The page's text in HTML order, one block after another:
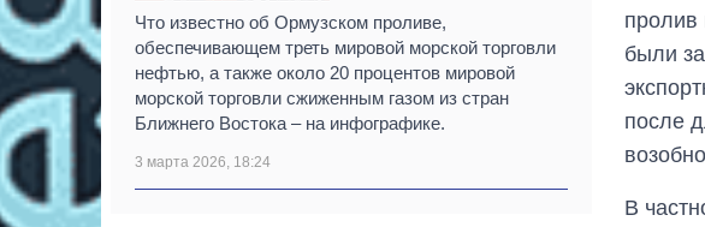
Что известно об Ормузском проливе,
обеспечивающем треть мировой морской торговли
нефтью, а также около 20 процентов мировой
морской торговли сжиженным газом из стран
Ближнего Востока – на инфографике.
3 марта 2026, 18:24
были
после
В